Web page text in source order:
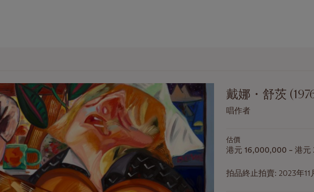
戴娜・舒茨
唱作者
估價
港元 16,000,000 – 港
拍品終止拍賣: 2023年11